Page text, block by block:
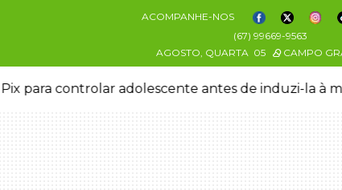
ACOMPANHE-NOS
(67) 99669-9563
AGOSTO, QUARTA 05 CAMPO
para controlar adolescente antes de induzi-la à